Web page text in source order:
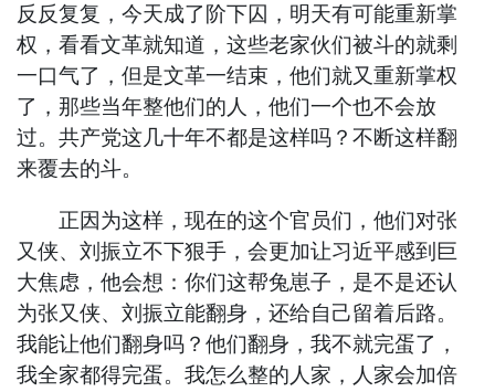
反反复复，今天成了阶下囚，明天有可能重新掌
权，看看文革就知道，这些老家伙们被斗的就剩
一口气了，但是文革一结束，他们就又重新掌权
了，那些当年整他们的人，他们一个也不会放
过。共产党这几十年不都是这样吗？不断这样翻
来覆去的斗。
正因为这样，现在的这个官员们，他们对张
又侠、刘振立不下狠手，会更加让习近平感到巨
大焦虑，他会想：你们这帮兔崽子，是不是还认
为张又侠、刘振立能翻身，还给自己留着后路。
我能让他们翻身吗？他们翻身，我不就完蛋了，
我全家都得完蛋。我怎么整的人家，人家会加倍